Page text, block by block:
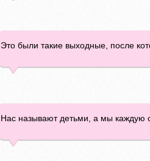
Это были такие выходные, после
Нас называют детьми, а мы каждую